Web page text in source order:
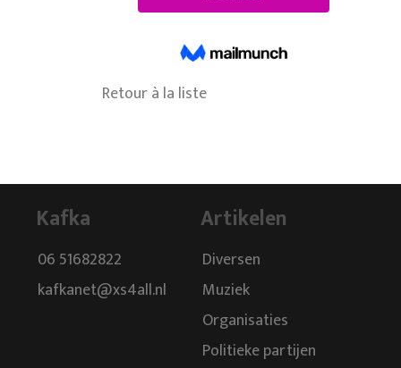
Retour à la liste
Kafka
06 51682822
kafkanet@xs4all.nl
Artikelen
Diversen
Muziek
Organisaties
Politieke partijen